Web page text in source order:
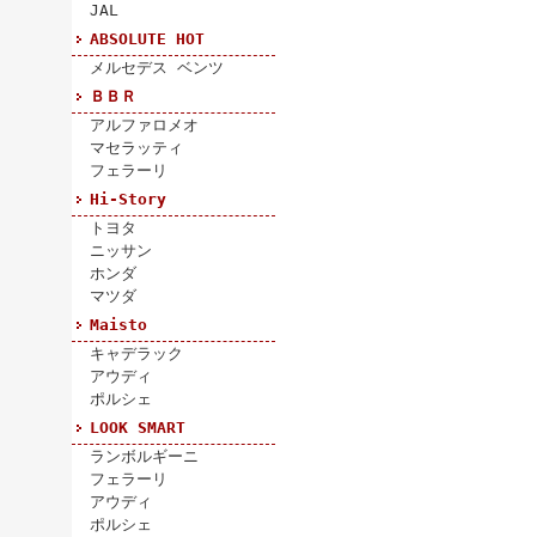
JAL
ABSOLUTE HOT
メルセデス ベンツ
ＢＢＲ
アルファロメオ
マセラッティ
フェラーリ
Hi-Story
トヨタ
ニッサン
ホンダ
マツダ
Maisto
キャデラック
アウディ
ポルシェ
LOOK SMART
ランボルギーニ
フェラーリ
アウディ
ポルシェ